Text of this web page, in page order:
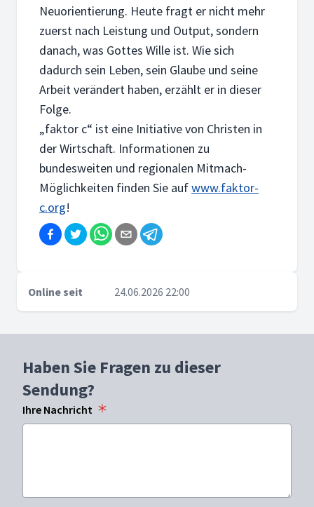
Neuorientierung. Heute fragt er nicht mehr
zuerst nach Leistung und Output, sondern
danach, was Gottes Wille ist. Wie sich
dadurch sein Leben, sein Glaube und seine
Arbeit verändert haben, erzählt er in dieser
Folge.
„faktor c“ ist eine Initiative von Christen in
der Wirtschaft. Informationen zu
bundesweiten und regionalen Mitmach-
Möglichkeiten finden Sie aufwww.faktor-
c.org!
Online seit 24.06.2026 22:00
Haben Sie Fragen zu dieser
Sendung?
Ihre Nachricht